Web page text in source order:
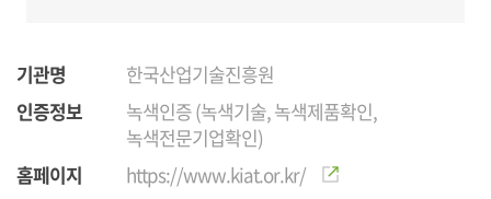
기관명
한국산업기술진흥원
인증정보
녹색인증 (녹색기술, 녹색제품확인,
녹색전문기업확인)
홈페이지
https://www.kiat.or.kr/